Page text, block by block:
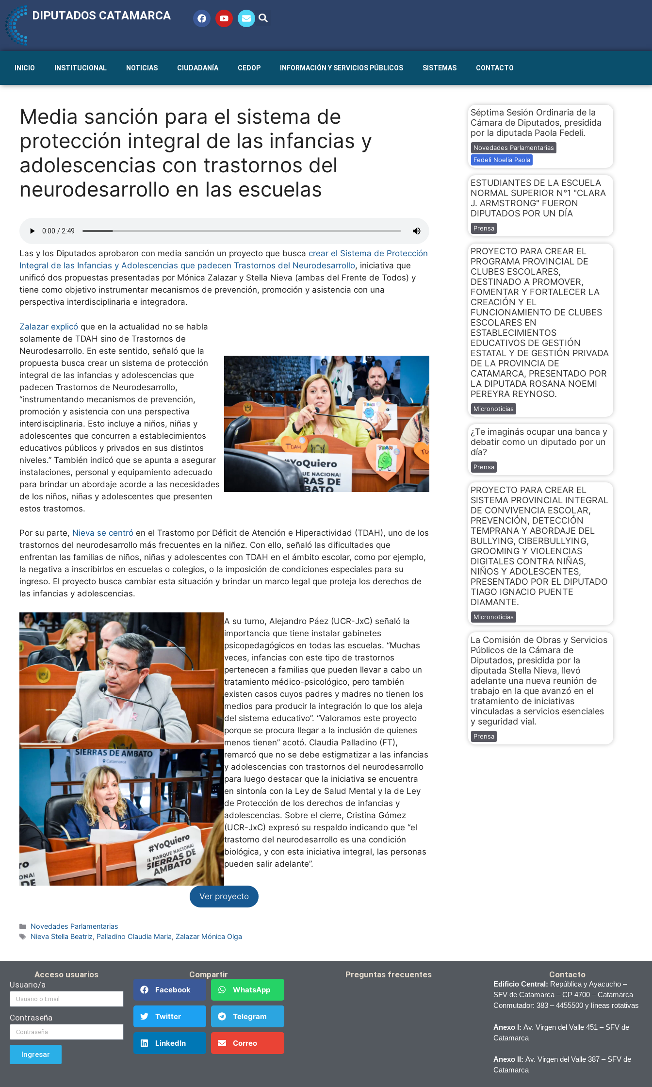
DIPUTADOS CATAMARCA
INICIO INSTITUCIONAL NOTICIAS CIUDADANÍA CEDOP INFORMACIÓN Y SERVICIOS PÚBLICOS SISTEMAS CONTACTO
Media sanción para el sistema de
protección integral de las infancias y
adolescencias con trastornos del
neurodesarrollo en las escuelas
Las y los Diputados aprobaron con media sanción un proyecto que busca crear el Sistema de Protección
Integral de las Infancias y Adolescencias que padecen Trastornos del Neurodesarrollo, iniciativa que
unificó dos propuestas presentadas por Mónica Zalazar y Stella Nieva (ambas del Frente de Todos) y
tiene como objetivo instrumentar mecanismos de prevención, promoción y asistencia con una
perspectiva interdisciplinaria e integradora.
Zalazar explicó que en la actualidad no se habla
solamente de TDAH sino de Trastornos de
Neurodesarrollo. En este sentido, señaló que la
propuesta busca crear un sistema de protección
integral de las infancias y adolescencias que
padecen Trastornos de Neurodesarrollo,
“instrumentando mecanismos de prevención,
promoción y asistencia con una perspectiva
interdisciplinaria. Esto incluye a niños, niñas y
adolescentes que concurren a establecimientos
educativos públicos y privados en sus distintos
niveles.” También indicó que se apunta a asegurar
instalaciones, personal y equipamiento adecuado
para brindar un abordaje acorde a las necesidades
de los niños, niñas y adolescentes que presenten
estos trastornos.
Por su parte, Nieva se centró en el Trastorno por Déficit de Atención e Hiperactividad (TDAH), uno de los
trastornos del neurodesarrollo más frecuentes en la niñez. Con ello, señaló las dificultades que
enfrentan las familias de niños, niñas y adolescentes con TDAH en el ámbito escolar, como por ejemplo,
la negativa a inscribirlos en escuelas o colegios, o la imposición de condiciones especiales para su
ingreso. El proyecto busca cambiar esta situación y brindar un marco legal que proteja los derechos de
las infancias y adolescencias.
A su turno, Alejandro Páez (UCR-JxC) señaló la
importancia que tiene instalar gabinetes
psicopedagógicos en todas las escuelas. “Muchas
veces, infancias con este tipo de trastornos
pertenecen a familias que pueden llevar a cabo un
tratamiento médico-psicológico, pero también
existen casos cuyos padres y madres no tienen los
medios para producir la integración lo que los aleja
del sistema educativo”. “Valoramos este proyecto
porque se procura llegar a la inclusión de quienes
menos tienen” acotó. Claudia Palladino (FT),
remarcó que no se debe estigmatizar a las infancias
y adolescencias con trastornos del neurodesarrollo
para luego destacar que la iniciativa se encuentra
en sintonía con la Ley de Salud Mental y la de Ley
de Protección de los derechos de infancias y
adolescencias. Sobre el cierre, Cristina Gómez
(UCR-JxC) expresó su respaldo indicando que “el
trastorno del neurodesarrollo es una condición
biológica, y con esta iniciativa integral, las personas
pueden salir adelante”.
Ver proyecto
Novedades Parlamentarias
Nieva Stella Beatriz, Palladino Claudia Maria, Zalazar Mónica Olga
Séptima Sesión Ordinaria de la
Cámara de Diputados, presidida
por la diputada Paola Fedeli.
Novedades Parlamentarias
Fedeli Noelia Paola
ESTUDIANTES DE LA ESCUELA
NORMAL SUPERIOR N°1 "CLARA
J. ARMSTRONG" FUERON
DIPUTADOS POR UN DÍA
Prensa
PROYECTO PARA CREAR EL
PROGRAMA PROVINCIAL DE
CLUBES ESCOLARES,
DESTINADO A PROMOVER,
FOMENTAR Y FORTALECER LA
CREACIÓN Y EL
FUNCIONAMIENTO DE CLUBES
ESCOLARES EN
ESTABLECIMIENTOS
EDUCATIVOS DE GESTIÓN
ESTATAL Y DE GESTIÓN PRIVADA
DE LA PROVINCIA DE
CATAMARCA, PRESENTADO POR
LA DIPUTADA ROSANA NOEMI
PEREYRA REYNOSO.
Micronoticias
¿Te imaginás ocupar una banca y
debatir como un diputado por un
día?
Prensa
PROYECTO PARA CREAR EL
SISTEMA PROVINCIAL INTEGRAL
DE CONVIVENCIA ESCOLAR,
PREVENCIÓN, DETECCIÓN
TEMPRANA Y ABORDAJE DEL
BULLYING, CIBERBULLYING,
GROOMING Y VIOLENCIAS
DIGITALES CONTRA NIÑAS,
NIÑOS Y ADOLESCENTES,
PRESENTADO POR EL DIPUTADO
TIAGO IGNACIO PUENTE
DIAMANTE.
Micronoticias
La Comisión de Obras y Servicios
Públicos de la Cámara de
Diputados, presidida por la
diputada Stella Nieva, llevó
adelante una nueva reunión de
trabajo en la que avanzó en el
tratamiento de iniciativas
vinculadas a servicios esenciales
y seguridad vial.
Prensa
Acceso usuarios
Usuario/a
Contraseña
Ingresar
Compartir
Facebook WhatsApp
Twitter Telegram
LinkedIn Correo
Preguntas frecuentes Contacto
Edificio Central: República y Ayacucho –
SFV de Catamarca – CP 4700 – Catamarca
Conmutador: 383 – 4455500 y líneas rotativas
Anexo I: Av. Virgen del Valle 451 – SFV de
Catamarca
Anexo II: Av. Virgen del Valle 387 – SFV de
Catamarca